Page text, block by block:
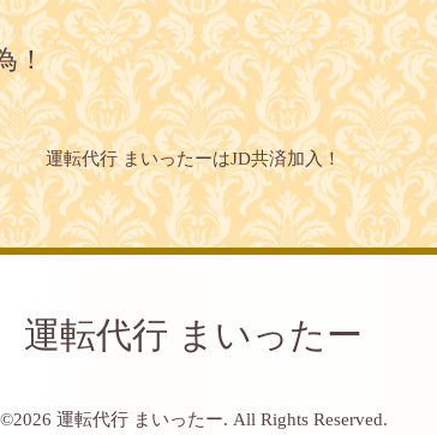
！
運転代行 まいったーはJD共済加入！
運転代行 まいったー
©2026 運転代行 まいったー. All Rights Reserved.